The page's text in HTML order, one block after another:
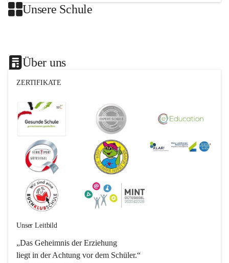
Unsere Schule
Über uns
ZERTIFIKATE
Unser Leitbild
„Das Geheimnis der Erziehung
liegt in der Achtung vor dem Schüler.“